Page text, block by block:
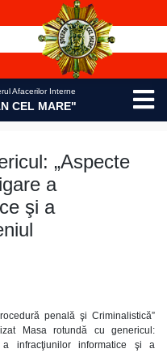
Afacerilor Interne
CEL MARE"
„Aspecte
a
şi a
penală şi Criminalistică”
Masa rotundă cu genericul:
infracţiunilor informatice şi a